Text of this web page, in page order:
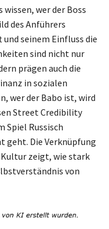
wer der Boss
des Anführers
seinem Einfluss die
sind nicht nur
prägen auch die
in sozialen
wer der Babo ist, wird
Street Credibility
Spiel Russisch
geht. Die Verknüpfung
Kultur zeigt, wie stark
von